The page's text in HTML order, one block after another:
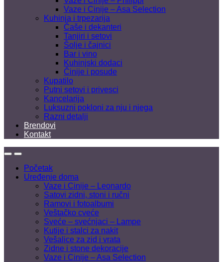
Vaze i Cinije – Asa Selection
Kuhinja i trpezarija
Čaše i dekanteri
Tanjiri i setovi
Šolje i čajnici
Bar i vino
Kuhinjski dodaci
Činije i posude
Kupatilo
Putni setovi i privesci
Kancelarija
Luksuzni pokloni za nju i njega
Razni detalji
Brendovi
Kontakt
Početak
Uređenje doma
Vaze i Cinije – Leonardo
Satovi zidni, stoni i ručni
Ramovi i fotoalbumi
Veštačko cveće
Sveće – svećnjaci – Lampe
Kutije i stalci za nakit
Vešalice za zid i vrata
Zidne i stone dekoracije
Vaze i Cinije – Asa Selection